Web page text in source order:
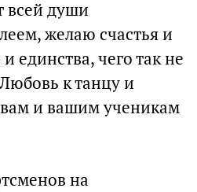
всей души
желаю счастья и
единства, чего так не
к танцу и
и вашим ученикам
на